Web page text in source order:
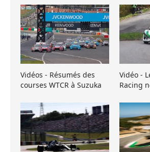
Vidéos - Résumés des
courses WTCR à Suzuka
Vidéo -
Racing